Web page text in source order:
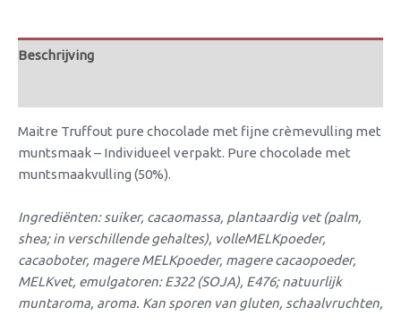
Beschrijving
Maitre Truffout pure chocolade met fijne crèmevulling met
muntsmaak – Individueel verpakt. Pure chocolade met
muntsmaakvulling (50%).
Ingrediënten: suiker, cacaomassa, plantaardig vet (palm,
shea; in verschillende gehaltes), volleMELKpoeder,
cacaoboter, magere MELKpoeder, magere cacaopoeder,
MELKvet, emulgatoren: E322 (SOJA), E476; natuurlijk
muntaroma, aroma. Kan sporen van gluten, schaalvruchten,